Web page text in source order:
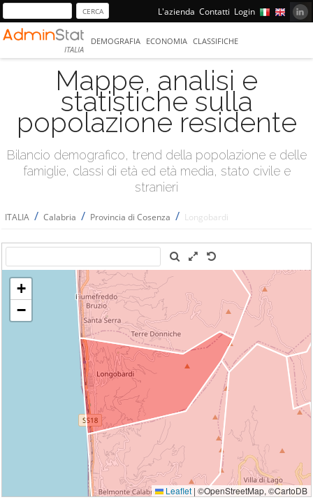
L'azienda Contatti Login
ITALIA
DEMOGRAFIA ECONOMIA CLASSIFICHE
Mappe, analisi e
statistiche sulla
popolazione residente
Bilancio demografico, trend della popolazione e delle
famiglie, classi di età ed età media, stato civile e
stranieri
ITALIA / Calabria / Provincia di Cosenza / Longobardi